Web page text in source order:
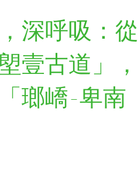
深呼吸：從
壹古道」，
瑯嶠-卑南